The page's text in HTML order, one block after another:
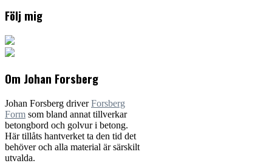
Följ mig
Om Johan Forsberg
Johan Forsberg driverForsberg
Form som bland annat tillverkar
betongbord och golvur i betong.
Här tillåts hantverket ta den tid det
behöver och alla material är särskilt
utvalda.